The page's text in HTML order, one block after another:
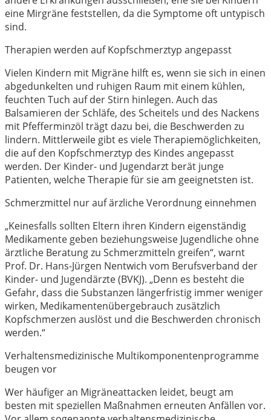
eine Mirgräne feststellen, da die Symptome oft untypisch
sind.
Therapien werden auf Kopfschmerztyp angepasst
Vielen Kindern mit Migräne hilft es, wenn sie sich in einen
abgedunkelten und ruhigen Raum mit einem kühlen,
feuchten Tuch auf der Stirn hinlegen. Auch das
Balsamieren der Schläfe, des Scheitels und des Nackens
mit Pfefferminzöl trägt dazu bei, die Beschwerden zu
lindern. Mittlerweile gibt es viele Therapiemöglichkeiten,
die auf den Kopfschmerztyp des Kindes angepasst
werden. Der Kinder- und Jugendarzt berät junge
Patienten, welche Therapie für sie am geeignetsten ist.
Schmerzmittel nur auf ärzliche Verordnung einnehmen
„Keinesfalls sollten Eltern ihren Kindern eigenständig
Medikamente geben beziehungsweise Jugendliche ohne
ärztliche Beratung zu Schmerzmitteln greifen“, warnt
Prof. Dr. Hans-Jürgen Nentwich vom Berufsverband der
Kinder- und Jugendärzte (BVKJ). „Denn es besteht die
Gefahr, dass die Substanzen längerfristig immer weniger
wirken, Medikamentenübergebrauch zusätzlich
Kopfschmerzen auslöst und die Beschwerden chronisch
werden.“
Verhaltensmedizinische Multikomponentenprogramme
beugen vor
Wer häufiger an Migräneattacken leidet, beugt am
besten mit speziellen Maßnahmen erneuten Anfällen vor.